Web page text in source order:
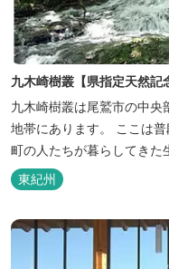
九木崎樹叢【県指定天然記
九木崎樹叢は尾鷲市の中
地帯にあります。 ここは
町の人たちが暮らしてきた
く急斜状をしており、海岸
性・暖帯性植物が繁茂して
シ、ウバメガシ、スダジ
産地で、生息地の北限と...
東紀州